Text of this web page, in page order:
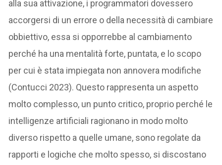
alla sua attivazione, i programmatori dovessero
accorgersi di un errore o della necessità di cambiare
obbiettivo, essa si opporrebbe al cambiamento
perché ha una mentalità forte, puntata, e lo scopo
per cui è stata impiegata non annovera modifiche
(Contucci 2023). Questo rappresenta un aspetto
molto complesso, un punto critico, proprio perché le
intelligenze artificiali ragionano in modo molto
diverso rispetto a quelle umane, sono regolate da
rapporti e logiche che molto spesso, si discostano